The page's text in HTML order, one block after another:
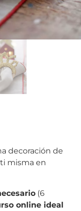
decoración de
misma en
(6
online ideal